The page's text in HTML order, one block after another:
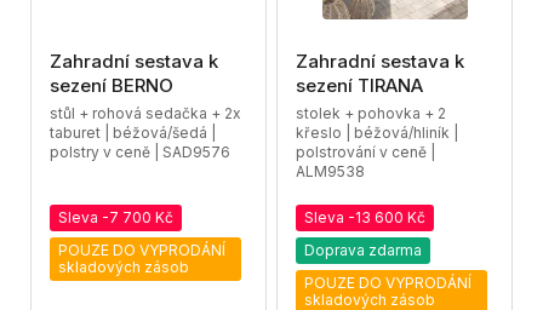
Zahradní sestava k
sezení BERNO
stůl + rohová sedačka + 2x
taburet | béžová/šedá |
polstry v ceně | SAD9576
Sleva -7 700 Kč
POUZE DO VYPRODÁNÍ
skladových zásob
Zahradní sestava k
sezení TIRANA
stolek + pohovka + 2
křeslo | béžová/hliník |
polstrování v ceně |
ALM9538
Sleva -13 600 Kč
Doprava zdarma
POUZE DO VYPRODÁNÍ
skladových zásob